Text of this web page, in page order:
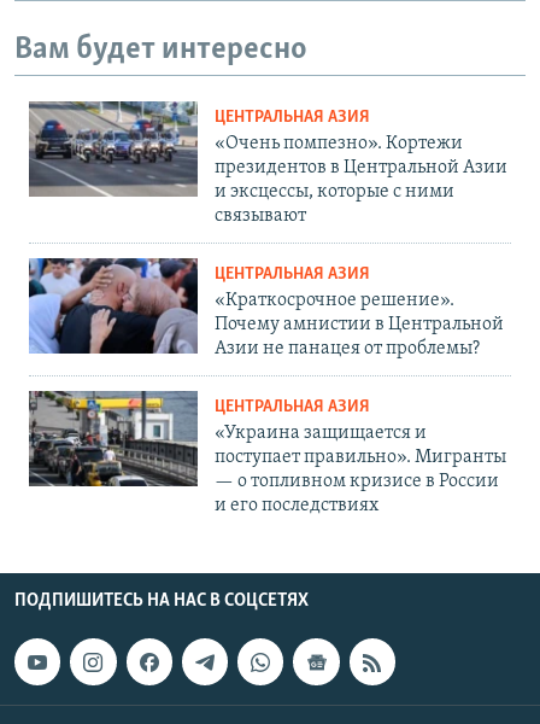
Вам будет интересно
ЦЕНТРАЛЬНАЯ АЗИЯ
«Очень помпезно». Кортежи
президентов в Центральной Азии
и эксцессы, которые с ними
связывают
ЦЕНТРАЛЬНАЯ АЗИЯ
«Краткосрочное решение».
Почему амнистии в Центральной
Азии не панацея от проблемы?
ЦЕНТРАЛЬНАЯ АЗИЯ
«Украина защищается и
поступает правильно». Мигранты
— о топливном кризисе в России
и его последствиях
ПОДПИШИТЕСЬ НА НАС В СОЦСЕТЯХ